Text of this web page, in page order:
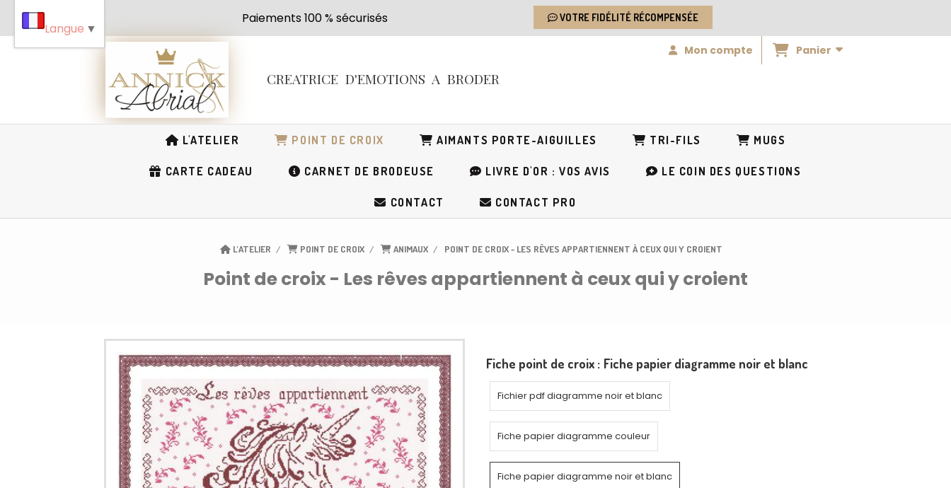
Paiements 100 % sécurisés VOTRE FIDÉLITÉ RÉCOMPENSÉE
CREATRICE D'EMOTIONS A BRODER
Mon compte Panier
L'ATELIER POINT DE CROIX AIMANTS PORTE-AIGUILLES TRI-FILS MUGS
CARTE CADEAU CARNET DE BRODEUSE LIVRE D'OR : VOS AVIS LE COIN DES QUESTIONS
CONTACT CONTACT PRO
L'ATELIER POINT DE CROIX ANIMAUX POINT DE CROIX - LES RÊVES APPARTIENNENT À CEUX QUI Y CROIENT
Point de croix - Les rêves appartiennent à ceux qui y croient
Fiche point de croix : Fiche papier diagramme noir et blanc
Fichier pdf diagramme noir et blanc
Fiche papier diagramme couleur
Fiche papier diagramme noir et blanc
Langue ▼